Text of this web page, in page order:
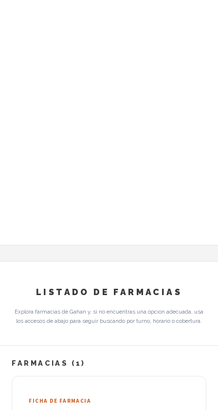
LISTADO DE FARMACIAS
Explora farmacias de Gahan y, si no encuentras una opcion adecuada, usa
los accesos de abajo para seguir buscando por turno, horario o cobertura.
FARMACIAS (1)
FICHA DE FARMACIA